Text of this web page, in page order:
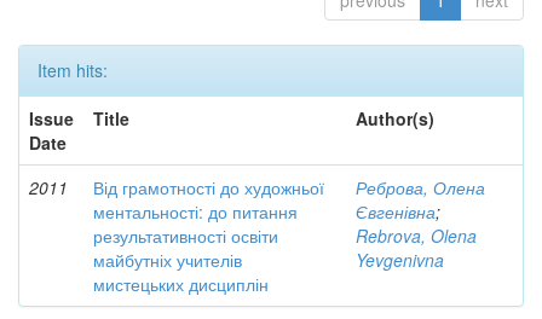
Item hits:
Issue
Date
Title Author(s)
2011
Від грамотності до художньої
ментальності: до питання
результативності освіти
майбутніх учителів
мистецьких дисциплін
Реброва, Олена
Євгенівна;
Rebrova, Olena
Yevgenivna